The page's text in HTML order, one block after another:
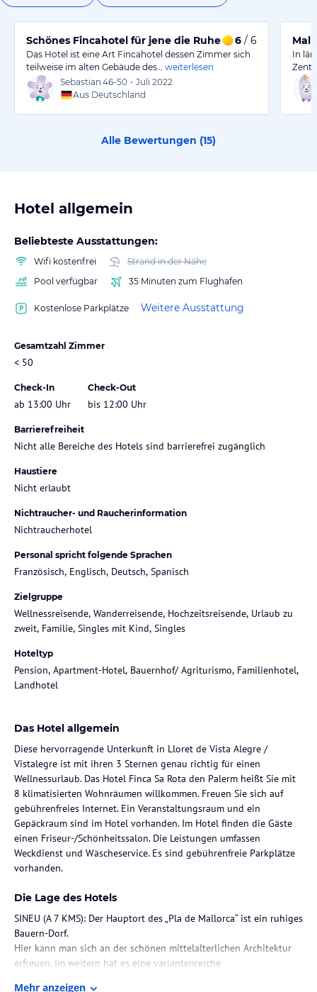
Schönes Fincahotel für jene die Ruhe suchen
6 / 6
Das Hotel ist eine Art Fincahotel dessen Zimmer sich
teilweise im alten Gebäude des…
weiterlesen
Sebastian 46-50 • Juli 2022
Aus Deutschland
In
Alle Bewertungen (15)
Hotel allgemein
Beliebteste Ausstattungen:
Wifi kostenfrei
Strand in der Nähe
Pool verfügbar
35 Minuten zum Flughafen
Kostenlose Parkplätze Weitere Ausstattung
Gesamtzahl Zimmer
< 50
Check-In
ab 13:00 Uhr
Check-Out
bis 12:00 Uhr
Barrierefreiheit
Nicht alle Bereiche des Hotels sind barrierefrei zugänglich
Haustiere
Nicht erlaubt
Nichtraucher- und Raucherinformation
Nichtraucherhotel
Personal spricht folgende Sprachen
Französisch, Englisch, Deutsch, Spanisch
Zielgruppe
Wellnessreisende, Wanderreisende, Hochzeitsreisende, Urlaub zu
zweit, Familie, Singles mit Kind, Singles
Hoteltyp
Pension, Apartment-Hotel, Bauernhof/ Agriturismo, Familienhotel,
Landhotel
Das Hotel allgemein
Diese hervorragende Unterkunft in Lloret de Vista Alegre /
Vistalegre ist mit ihren 3 Sternen genau richtig für einen
Wellnessurlaub. Das Hotel Finca Sa Rota den Palerm heißt Sie mit
8 klimatisierten Wohnräumen willkommen. Freuen Sie sich auf
gebührenfreies Internet. Ein Veranstaltungsraum und ein
Gepäckraum sind im Hotel vorhanden. Im Hotel finden die Gäste
einen Friseur-/Schönheitssalon. Die Leistungen umfassen
Weckdienst und Wäscheservice. Es sind gebührenfreie Parkplätze
vorhanden.
Die Lage des Hotels
SINEU (A 7 KMS): Der Hauptort des „Pla de Mallorca“ ist ein ruhiges
Bauern-Dorf.
Hier kann man sich an der schönen mittelalterlichen Architektur
erfreuen. Im weitern hat es eine variantenreiche
Mehr anzeigen